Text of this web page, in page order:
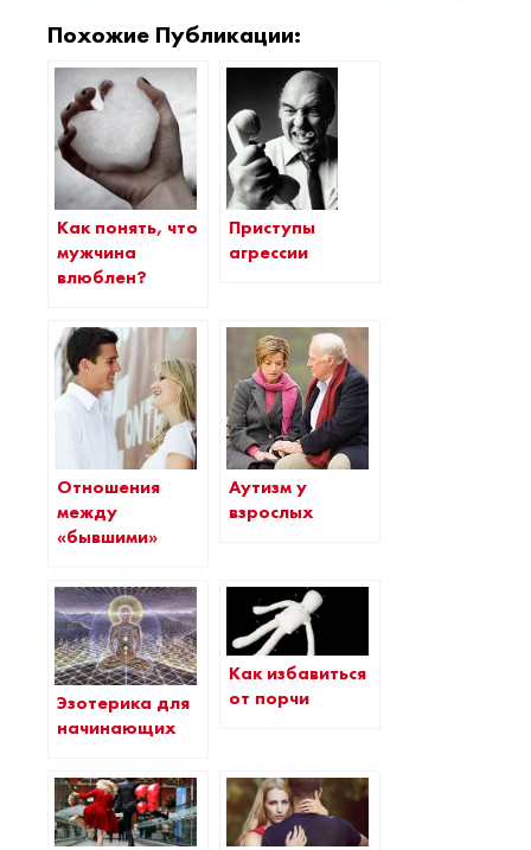
Похожие Публикации:
Как понять, что
мужчина
влюблен?
Приступы
агрессии
Отношения
между
«бывшими»
Аутизм у
взрослых
Эзотерика для
начинающих
Как избавиться
от порчи